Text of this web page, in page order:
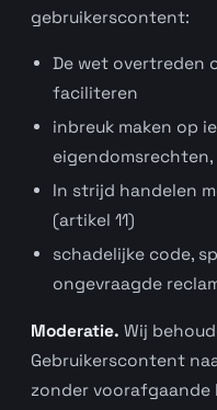
gebruikerscontent:
De wet overtreden
faciliteren
inbreuk maken op
In strijd handelen
(artikel 11)
schadelijke code,
ongevraagde
Moderatie. Wij
Gebruikerscontent
zonder voorafgaande